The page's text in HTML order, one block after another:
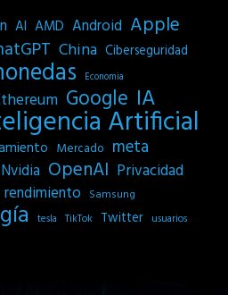
AI AMD Android Apple
China Ciberseguridad
Economia
Google IA
Artificial
Mercado meta
Nvidia OpenAI Privacidad
rendimiento Samsung
tesla TikTok Twitter usuarios